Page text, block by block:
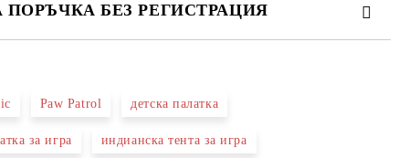
ПОРЪЧКА БЕЗ РЕГИСТРАЦИЯ
с вас в рамките на работния ден.
Paw Patrol детска палатка
за игра индианска тента за игра